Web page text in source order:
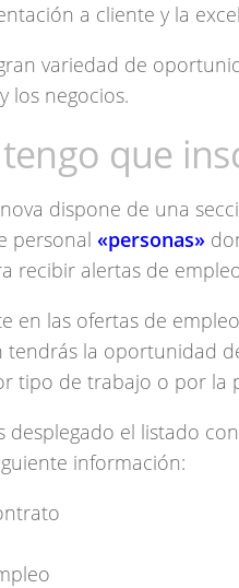
a cliente y la
variedad de
los negocios.
que
dispone de una
personal «personas»
recibir alertas de
en las ofertas de
tendrás la oportunidad
tipo de trabajo o por la
desplegado el listado
información: